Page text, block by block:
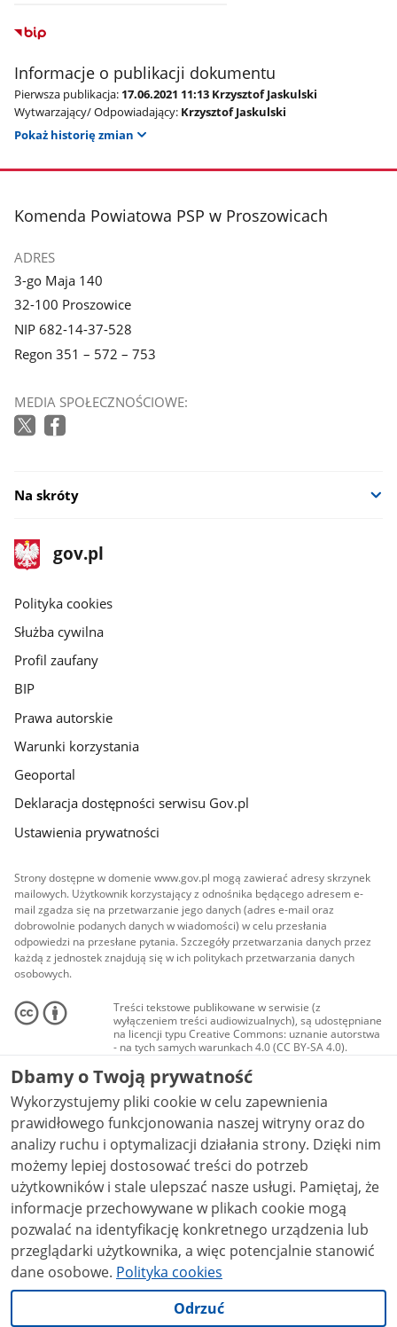
Informacje o publikacji dokumentu
Pierwsza publikacja: 17.06.2021 11:13 Krzysztof Jaskulski
Wytwarzający/ Odpowiadający: Krzysztof Jaskulski
Pokaż historię zmian
stopka
Komenda Powiatowa PSP w Proszowicach
ADRES
3-go Maja 140
32-100 Proszowice
NIP 682-14-37-528
Regon 351 – 572 – 753
MEDIA SPOŁECZNOŚCIOWE:
Na skróty
stopka
gov.pl
Strona
gov.pl
gov.pl
Polityka cookies
Służba cywilna
Profil zaufany
BIP
Prawa autorskie
Warunki korzystania
Geoportal
Deklaracja dostępności serwisu Gov.pl
Ustawienia prywatności
Strony dostępne w domenie www.gov.pl mogą zawierać adresy skrzynek
mailowych. Użytkownik korzystający z odnośnika będącego adresem e-
mail zgadza się na przetwarzanie jego danych (adres e-mail oraz
dobrowolnie podanych danych w wiadomości) w celu przesłania
odpowiedzi na przesłane pytania. Szczegóły przetwarzania danych przez
każdą z jednostek znajdują się w ich politykach przetwarzania danych
osobowych.
Treści tekstowe publikowane w serwisie (z
wyłączeniem treści audiowizualnych), są udostępniane
na licencji typu Creative Commons: uznanie autorstwa
- na tych samych warunkach 4.0 (CC BY-SA 4.0).
Materiały audiowizualne, w tym zdjęcia, materiały
audio i wideo, są udostępniane na licencji typu
Creative Commons: uznanie autorstwa użycie
niekomercyjne - bez utworów zależnych 4.0 (CC BY-
NC-ND 4.0), o ile nie jest to stwierdzone inaczej.
Dbamy o Twoją prywatność
Wykorzystujemy pliki cookie w celu zapewnienia
prawidłowego funkcjonowania naszej witryny oraz do
analizy ruchu i optymalizacji działania strony. Dzięki nim
możemy lepiej dostosować treści do potrzeb
użytkowników i stale ulepszać nasze usługi. Pamiętaj, że
informacje przechowywane w plikach cookie mogą
pozwalać na identyfikację konkretnego urządzenia lub
przeglądarki użytkownika, a więc potencjalnie stanowić
dane osobowe. Polityka cookies
Odrzuć